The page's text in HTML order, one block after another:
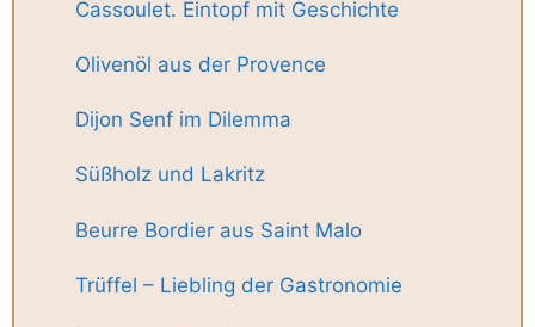
Cassoulet. Eintopf mit Geschichte
Olivenöl aus der Provence
Dijon Senf im Dilemma
Süßholz und Lakritz
Beurre Bordier aus Saint Malo
Trüffel – Liebling der Gastronomie